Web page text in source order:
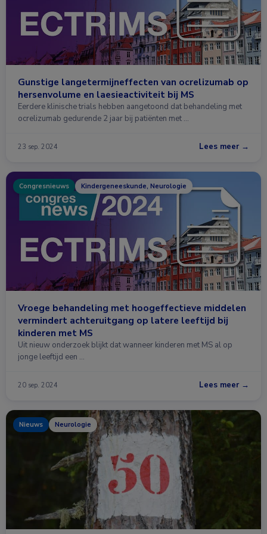
Gunstige langetermijneffecten van ocrelizumab op
hersenvolume en laesieactiviteit bij MS
Eerdere klinische trials hebben aangetoond dat behandeling met
ocrelizumab gedurende 2 jaar bij patiënten met …
23 sep. 2024 Lees meer →
Congresnieuws Kindergeneeskunde, Neurologie
Vroege behandeling met hoogeffectieve middelen
vermindert achteruitgang op latere leeftijd bij
kinderen met MS
Uit nieuw onderzoek blijkt dat wanneer kinderen met MS al op
jonge leeftijd een …
20 sep. 2024 Lees meer →
Nieuws Neurologie